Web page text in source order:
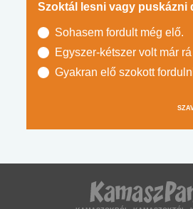
Szoktál lesni vagy puskázni
Sohasem fordult még elő.
Egyszer-kétszer volt már
Gyakran elő szokott